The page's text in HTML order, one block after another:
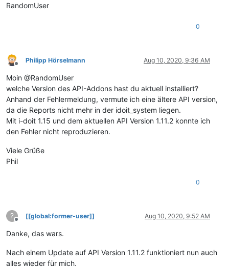
RandomUser
0
Offline
Philipp Hörselmann Aug 10, 2020, 9:36 AM
Moin @RandomUser
welche Version des API-Addons hast du aktuell installiert?
Anhand der Fehlermeldung, vermute ich eine ältere API version,
da die Reports nicht mehr in der idoit_system liegen.
Mit i-doit 1.15 und dem aktuellen API Version 1.11.2 konnte ich
den Fehler nicht reproduzieren.
Viele Grüße
Phil
0
?
Offline
[[global:former-user]] Aug 10, 2020, 9:52 AM
Danke, das wars.
Nach einem Update auf API Version 1.11.2 funktioniert nun auch
alles wieder für mich.